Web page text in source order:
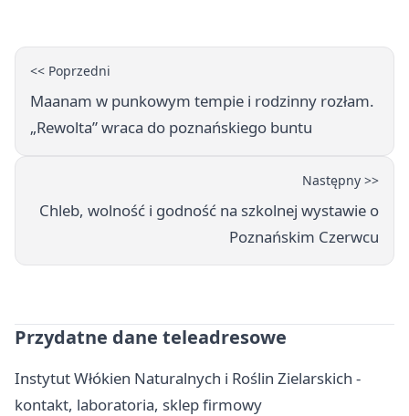
<< Poprzedni
Maanam w punkowym tempie i rodzinny rozłam.
„Rewolta” wraca do poznańskiego buntu
Następny >>
Chleb, wolność i godność na szkolnej wystawie o
Poznańskim Czerwcu
Przydatne dane teleadresowe
Instytut Włókien Naturalnych i Roślin Zielarskich -
kontakt, laboratoria, sklep firmowy